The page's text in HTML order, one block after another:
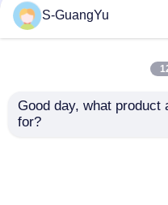
Durum Çalışması:
S-GuangYu
Good day, what product
for?